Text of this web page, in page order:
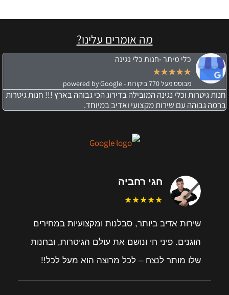
מה אומרים עלינו?
כלי מיתר -חנות כלי נגינה
★
★
★
★
★
מבוסס מעל 770 ביקורות - powered by Google
חנות גיטרות וכלי נגינה המובילה בדירוג הכי גבוהה בארץ !!! חנות גיטרות
ברמה גבוהה עם שירות מקצועי ואדיב במיוחד.
חגי רחביה
★★★★★
שירות אדיב ביותר, סבלנות ומקצועיות במחירים
הוגנים. פיני חי ונושם את עולם הגיטרות, ובחנות
שלו מותר לנצח – לכל מרוצה הוא מעל לכל!!